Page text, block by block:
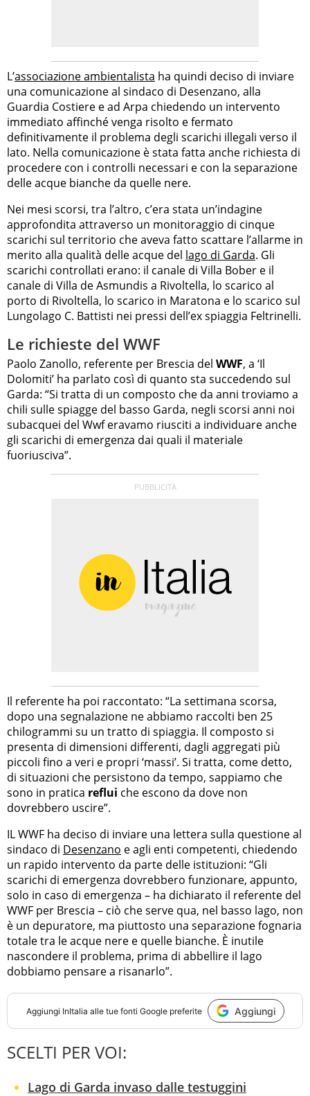
L’associazione ambientalista ha quindi deciso di inviare
una comunicazione al sindaco di Desenzano, alla
Guardia Costiere e ad Arpa chiedendo un intervento
immediato affinché venga risolto e fermato
definitivamente il problema degli scarichi illegali verso il
lato. Nella comunicazione è stata fatta anche richiesta di
procedere con i controlli necessari e con la separazione
delle acque bianche da quelle nere.
Nei mesi scorsi, tra l’altro, c’era stata un’indagine
approfondita attraverso un monitoraggio di cinque
scarichi sul territorio che aveva fatto scattare l’allarme in
merito alla qualità delle acque del lago di Garda. Gli
scarichi controllati erano: il canale di Villa Bober e il
canale di Villa de Asmundis a Rivoltella, lo scarico al
porto di Rivoltella, lo scarico in Maratona e lo scarico sul
Lungolago C. Battisti nei pressi dell’ex spiaggia Feltrinelli.
Le richieste del WWF
Paolo Zanollo, referente per Brescia del WWF, a ‘Il
Dolomiti’ ha parlato così di quanto sta succedendo sul
Garda: “Si tratta di un composto che da anni troviamo a
chili sulle spiagge del basso Garda, negli scorsi anni noi
subacquei del Wwf eravamo riusciti a individuare anche
gli scarichi di emergenza dai quali il materiale
fuoriusciva”.
Il referente ha poi raccontato: “La settimana scorsa,
dopo una segnalazione ne abbiamo raccolti ben 25
chilogrammi su un tratto di spiaggia. Il composto si
presenta di dimensioni differenti, dagli aggregati più
piccoli fino a veri e propri ‘massi’. Si tratta, come detto,
di situazioni che persistono da tempo, sappiamo che
sono in pratica reflui che escono da dove non
dovrebbero uscire”.
IL WWF ha deciso di inviare una lettera sulla questione al
sindaco di Desenzano e agli enti competenti, chiedendo
un rapido intervento da parte delle istituzioni: “Gli
scarichi di emergenza dovrebbero funzionare, appunto,
solo in caso di emergenza – ha dichiarato il referente del
WWF per Brescia – ciò che serve qua, nel basso lago, non
è un depuratore, ma piuttosto una separazione fognaria
totale tra le acque nere e quelle bianche. È inutile
nascondere il problema, prima di abbellire il lago
dobbiamo pensare a risanarlo”.
Aggiungi InItalia alle tue fonti Google preferite Aggiungi
SCELTI PER VOI:
Lago di Garda invaso dalle testuggini